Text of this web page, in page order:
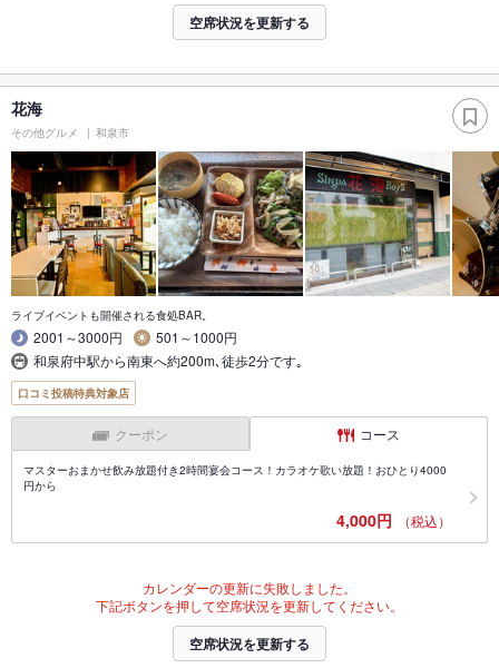
空席状況を更新する
花海
その他グルメ 和泉市
ライブイベントも開催される食処BAR。
2001～3000円
501～1000円
和泉府中駅から南東へ約200m､徒歩2分です｡
口コミ投稿特典対象店
クーポン コース
マスターおまかせ飲み放題付き2時間宴会コース！カラオケ歌い放題！おひとり4000
円から
4,000円 （税込）
カレンダーの更新に失敗しました。
下記ボタンを押して空席状況を更新してください。
空席状況を更新する